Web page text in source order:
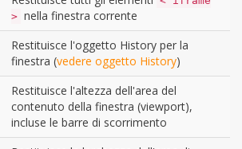
> nella finestra corrente
Restituisce l'oggetto History per la
finestra (vedere oggetto History)
Restituisce l'altezza dell'area del
contenuto della finestra (viewport),
incluse le barre di scorrimento